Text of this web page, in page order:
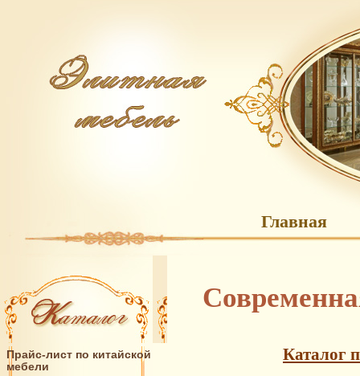
Главная
Прайс-лист по китайской
мебели
Каталог